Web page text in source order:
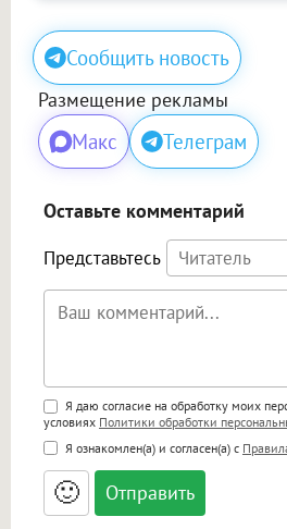
Сообщить новость
Размещение рекламы
Макс Телеграм
Оставьте комментарий
Представьтесь
Поддержка HTML
<b>, <strong>, <u>, <i>,
<small>, <sup>, <sub>,
<blockquote>, <code>
адреса URL автоматически
ссылками, и [img]адрес[/img]
Я даю согласие на обработку моих
условиях Политики обработки
Я ознакомлен(а) и согласен(а) с
🙂